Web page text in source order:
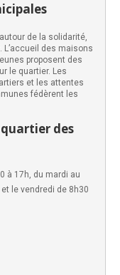
de la solidarité,
des maisons
proposent des
le quartier. Les
et les attentes
fédèrent les
des
à 17h, du mardi au
le vendredi de 8h30